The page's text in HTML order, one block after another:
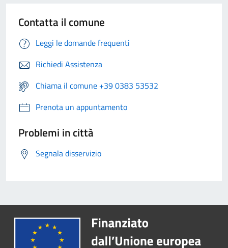
Contatta il comune
Leggi le domande frequenti
Richiedi Assistenza
Chiama il comune +39 0383 53532
Prenota un appuntamento
Problemi in città
Segnala disservizio